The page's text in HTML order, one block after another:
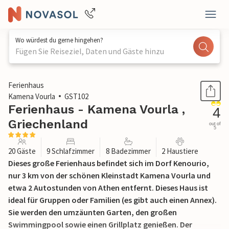
Wo würdest du gerne hingehen?
Fügen Sie Reiseziel, Daten und Gäste hinzu
1 / 49
Ferienhaus
Kamena Vourla
GST102
Ferienhaus - Kamena Vourla ,
Griechenland
4
out of
5
20 Gäste 9 Schlafzimmer 8 Badezimmer 2 Haustiere
Dieses große Ferienhaus befindet sich im Dorf Kenourio,
nur 3 km von der schönen Kleinstadt Kamena Vourla und
etwa 2 Autostunden von Athen entfernt. Dieses Haus ist
ideal für Gruppen oder Familien (es gibt auch einen Annex).
Sie werden den umzäunten Garten, den großen
Swimmingpool sowie einen Grillplatz genießen. Der